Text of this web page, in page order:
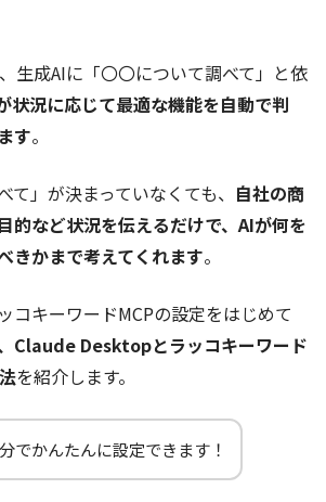
、生成AIに「〇〇について調べて」と依
状況に応じて最適な機能を自動で判
す。
て」が決まっていなくても、 自社の商
的など状況を伝えるだけで、AIが何を
きかまで考えてくれます。
コキーワードMCPの設定をはじめて
Claude Desktopとラッコキーワード
を紹介します。
でかんたんに設定できます！